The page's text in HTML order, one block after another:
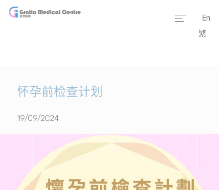
服务范畴
传媒报道
En
繁
怀孕前检查计划
19/09/2024